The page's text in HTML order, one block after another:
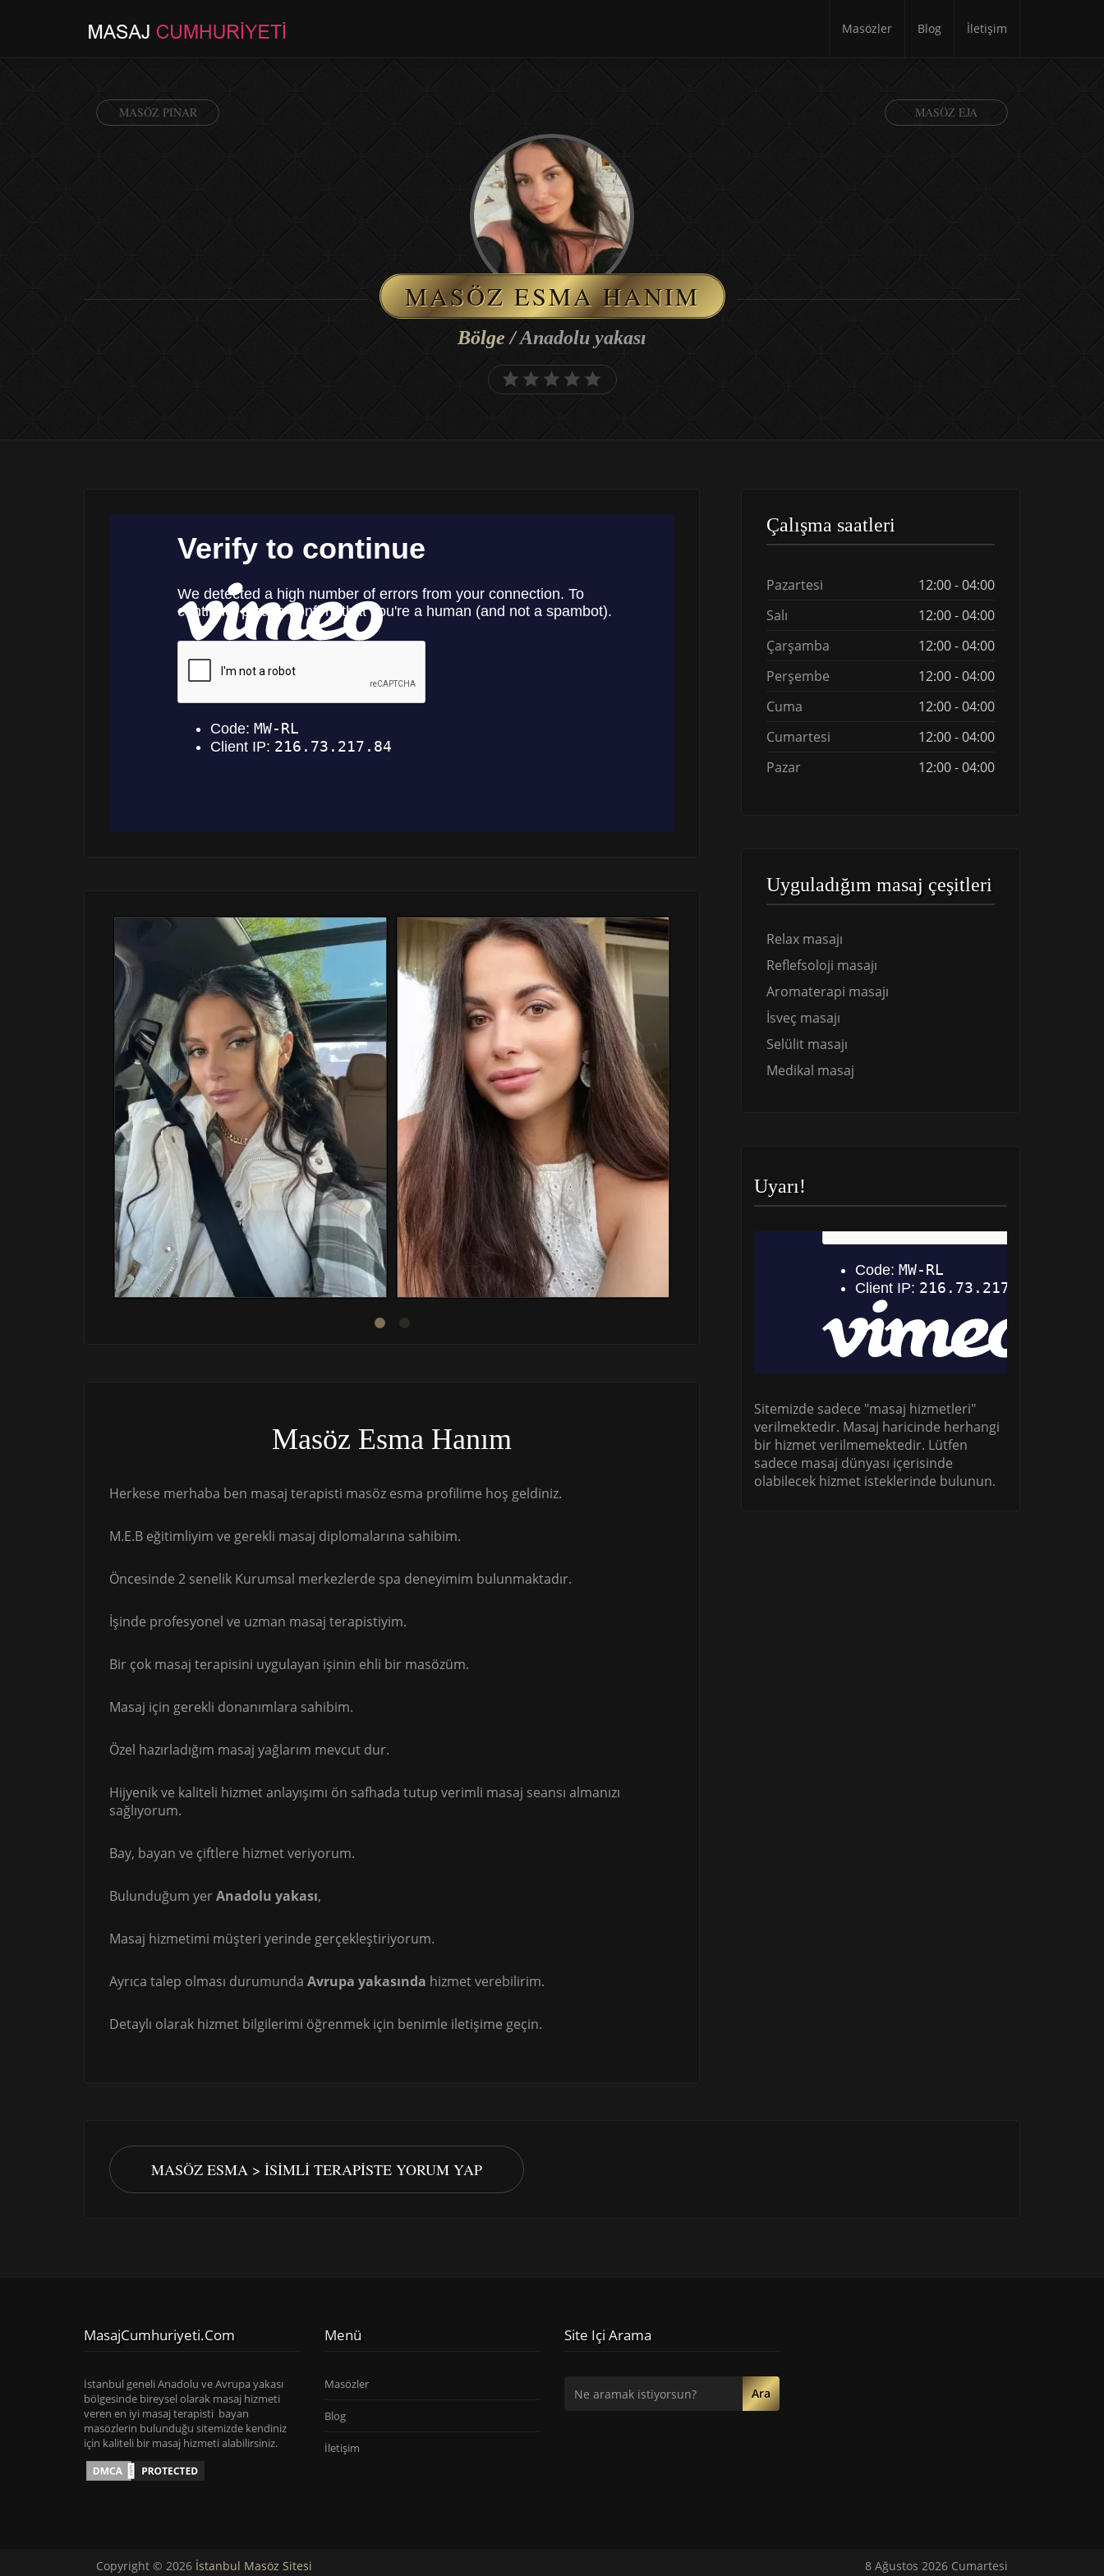
Masözler Blog İletişim
MASÖZ PINAR MASÖZ EJA
MASÖZ ESMA HANIM
Bölge /Anadolu yakası
Masöz Esma Hanım
Herkese merhaba ben masaj terapisti masöz esma profilime hoş geldiniz.
M.E.B eğitimliyim ve gerekli masaj diplomalarına sahibim.
Öncesinde 2 senelik Kurumsal merkezlerde spa deneyimim bulunmaktadır.
İşinde profesyonel ve uzman masaj terapistiyim.
Bir çok masaj terapisini uygulayan işinin ehli bir masözüm.
Masaj için gerekli donanımlara sahibim.
Özel hazırladığım masaj yağlarım mevcut dur.
Hijyenik ve kaliteli hizmet anlayışımı ön safhada tutup verimli masaj seansı almanızı
sağlıyorum.
Bay, bayan ve çiftlere hizmet veriyorum.
Bulunduğum yerAnadolu yakası,
Masaj hizmetimi müşteri yerinde gerçekleştiriyorum.
Ayrıca talep olması durumunda Avrupa yakasında hizmet verebilirim.
Detaylı olarak hizmet bilgilerimi öğrenmek için benimle iletişime geçin.
Çalışma saatleri
Pazartesi
12:00 - 04:00
Salı
12:00 - 04:00
Çarşamba
12:00 - 04:00
Perşembe
12:00 - 04:00
Cuma
12:00 - 04:00
Cumartesi
12:00 - 04:00
Pazar
12:00 - 04:00
Uyguladığım masaj çeşitleri
Relax masajı
Reflefsoloji masajı
Aromaterapi masajı
İsveç masajı
Selülit masajı
Medikal masaj
Uyarı!
Sitemizde sadece "masaj hizmetleri"
verilmektedir. Masaj haricinde herhangi
bir hizmet verilmemektedir. Lütfen
sadece masaj dünyası içerisinde
olabilecek hizmet isteklerinde bulunun.
MASÖZ ESMA > İSIMLI TERAPISTE YORUM YAP
MasajCumhuriyeti.com
İstanbul geneli Anadolu ve Avrupa yakası
bölgesinde bireysel olarak masaj hizmeti
veren en iyi masaj terapisti bayan
masözlerin bulunduğu sitemizde kendiniz
için kaliteli bir masaj hizmeti alabilirsiniz.
Menü
Masözler
Blog
İletişim
Site Içi Arama
Ara
Copyright © 2026 İstanbul Masöz Sitesi 8 Ağustos 2026 Cumartesi